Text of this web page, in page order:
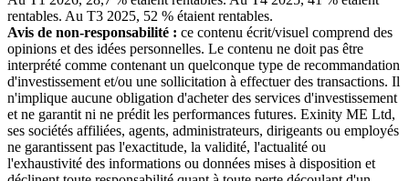
rentables. Au T3 2025, 52 % étaient rentables.
Avis de non-responsabilité : ce contenu écrit/visuel comprend des
opinions et des idées personnelles. Le contenu ne doit pas être
interprété comme contenant un quelconque type de recommandation
d'investissement et/ou une sollicitation à effectuer des transactions. Il
n'implique aucune obligation d'acheter des services d'investissement
et ne garantit ni ne prédit les performances futures. Exinity ME Ltd,
ses sociétés affiliées, agents, administrateurs, dirigeants ou employés
ne garantissent pas l'exactitude, la validité, l'actualité ou
l'exhaustivité des informations ou données mises à disposition et